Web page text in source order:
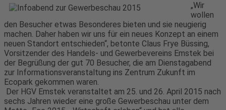
„Wir
wollen
den Besucher etwas Besonderes bieten und sie neugierig
machen. Daher haben wir uns für ein neues Konzept an einem
neuen Standort entschieden“, betonte Claus Frye Büssing,
Vorsitzender des Handels- und Gewerbevereins Emstek bei
der Begrüßung der gut 70 Besucher, die am Dienstagabend
zur Informationsveranstaltung ins Zentrum Zukunft im
Ecopark gekommen waren.
Der HGV Emstek veranstaltet am 25. und 26. April 2015 nach
sechs Jahren wieder eine große Gewerbeschau unter dem